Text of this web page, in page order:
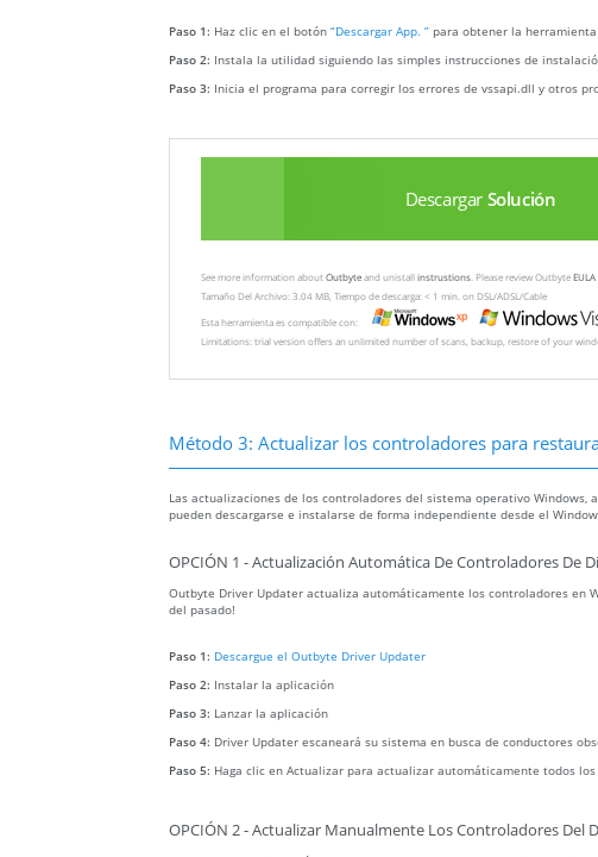
Paso 1: Haz clic en el botón “Descargar App. ” para obtener la
Paso 2: Instala la utilidad siguiendo las simples instrucciones de
Paso 3: Inicia el programa para corregir los errores de vssapi.dll y otros
Descargar Solución
See more information about Outbyteand unistallinstrustions . Please review OutbyteEULA
Tamaño Del Archivo: 3.04 MB, Tiempo de descarga: < 1 min. on DSL/ADSL/Cable
Esta herramienta es compatible con:
Limitations: trial version offers an unlimited number of scans, backup, restore of your
Método 3: Actualizar los controladores para
Las actualizaciones de los controladores del sistema operativo Windows,
pueden descargarse e instalarse de forma independiente desde el
OPCIÓN 1 - Actualización Automática De Controladores De
Outbyte Driver Updater actualiza automáticamente los controladores en
del pasado!
Paso 1: Descargue el Outbyte Driver Updater
Paso 2: Instalar la aplicación
Paso 3: Lanzar la aplicación
Paso 4: Driver Updater escaneará su sistema en busca de conductores
Paso 5: Haga clic en Actualizar para actualizar automáticamente todos
OPCIÓN 2 - Actualizar Manualmente Los Controladores Del